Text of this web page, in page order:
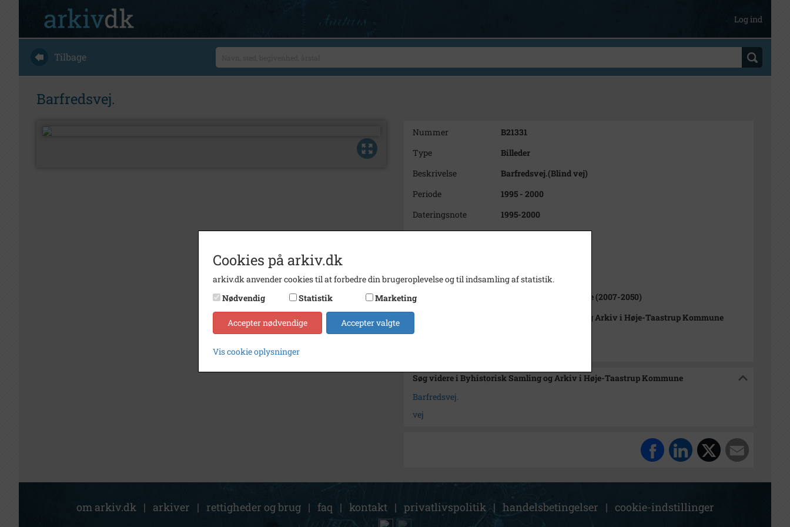
Log ind
Tilbage
Barfredsvej.
Nummer
B21331
Type
Billeder
Beskrivelse
Barfredsvej.(Blind vej)
Periode
1995 - 2000
Dateringsnote
1995-2000
Fotograf
Klaus Sletting-Jensen.
Type
Kommune (1970-2050)
Enhed
Høje Tåstrup Kommune (2007-2050)
Arkiv
Byhistorisk Samling og Arkiv i Høje-Taastrup Kommune
Søg videre i Byhistorisk Samling og Arkiv i Høje-Taastrup Kommune
Barfredsvej.
vej
om arkiv.dk | arkiver | rettigheder og brug | faq | kontakt | privatlivspolitik | handelsbetingelser | cookie-indstillinger
Cookies på arkiv.dk
arkiv.dk anvender cookies til at forbedre din brugeroplevelse og til indsamling af statistik.
Nødvendig
Statistik Marketing
Accepter nødvendige Accepter valgte
Vis cookie oplysninger